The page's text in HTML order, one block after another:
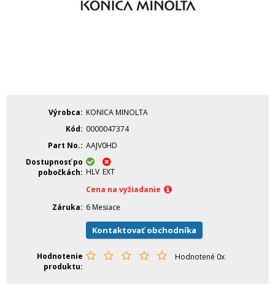
Výrobca
KONICA MINOLTA
Kód
0000047374
Part No. AAJV0HD
Dostupnosť po
pobočkách
HLV EXT
Cena na vyžiadanie
Záruka
6 Mesiace
Kontaktovať obchodníka
Hodnotenie
produktu
Hodnotené 0x